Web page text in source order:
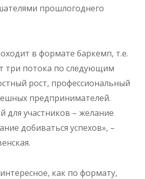
прошлогоднего
в формате баркемп, т.е.
три потока по следующим
рост, профессиональный
предпринимателей.
для участников – желание
добиваться успехов», –
как по формату,